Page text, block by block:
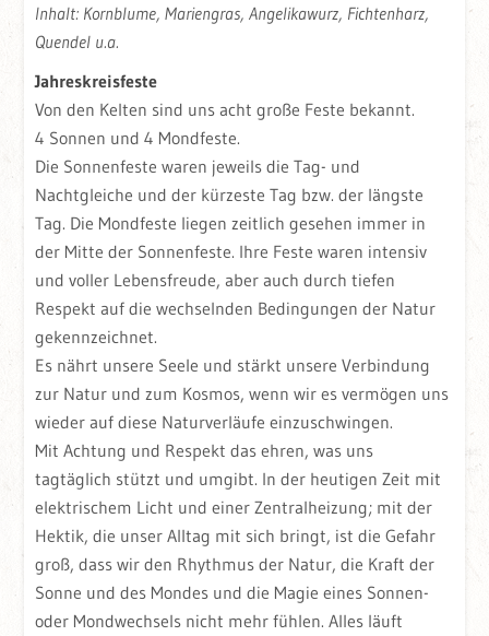
Inhalt: Kornblume, Mariengras, Angelikawurz, Fichtenharz,
Quendel u.a.
Jahreskreisfeste
Von den Kelten sind uns acht große Feste bekannt.
4 Sonnen und 4 Mondfeste.
Die Sonnenfeste waren jeweils die Tag- und
Nachtgleiche und der kürzeste Tag bzw. der längste
Tag. Die Mondfeste liegen zeitlich gesehen immer in
der Mitte der Sonnenfeste. Ihre Feste waren intensiv
und voller Lebensfreude, aber auch durch tiefen
Respekt auf die wechselnden Bedingungen der Natur
gekennzeichnet.
Es nährt unsere Seele und stärkt unsere Verbindung
zur Natur und zum Kosmos, wenn wir es vermögen uns
wieder auf diese Naturverläufe einzuschwingen.
Mit Achtung und Respekt das ehren, was uns
tagtäglich stützt und umgibt. In der heutigen Zeit mit
elektrischem Licht und einer Zentralheizung; mit der
Hektik, die unser Alltag mit sich bringt, ist die Gefahr
groß, dass wir den Rhythmus der Natur, die Kraft der
Sonne und des Mondes und die Magie eines Sonnen-
oder Mondwechsels nicht mehr fühlen. Alles läuft